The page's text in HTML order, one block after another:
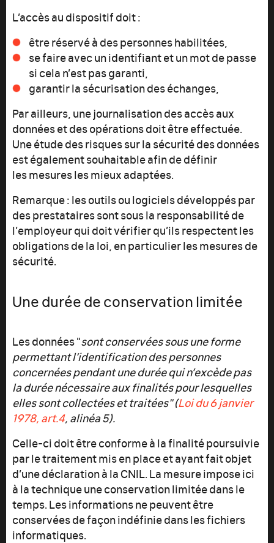
L’accès au dispositif doit :
être réservé à des personnes habilitées,
se faire avec un identifiant et un mot de passe
si cela n’est pas garanti,
garantir la sécurisation des échanges,
Par ailleurs, une journalisation des accès aux
données et des opérations doit être effectuée.
Une étude des risques sur la sécurité des données
est également souhaitable afin de définir
les mesures les mieux adaptées.
Remarque : les outils ou logiciels développés par
des prestataires sont sous la responsabilité de
l’employeur qui doit vérifier qu’ils respectent les
obligations de la loi, en particulier les mesures de
sécurité.
Une durée de conservation limitée
Les données "sont conservées sous une forme
permettant l’identification des personnes
concernées pendant une durée qui n’excède pas
la durée nécessaire aux finalités pour lesquelles
elles sont collectées et traitées"(Loi du 6 janvier
1978, art.4, alinéa 5).
Celle-ci doit être conforme à la finalité poursuivie
par le traitement mis en place et ayant fait objet
d’une déclaration à la CNIL. La mesure impose ici
à la technique une conservation limitée dans le
temps. Les informations ne peuvent être
conservées de façon indéfinie dans les fichiers
informatiques.